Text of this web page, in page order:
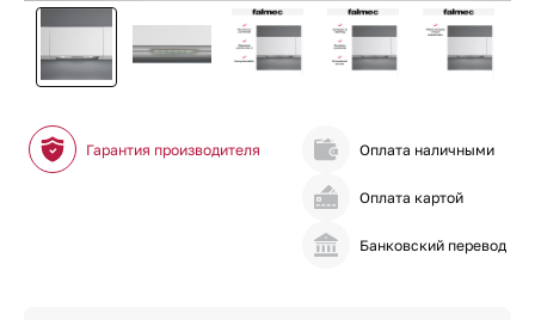
Гарантия производителя Оплата наличными
Оплата картой
Банковский перевод